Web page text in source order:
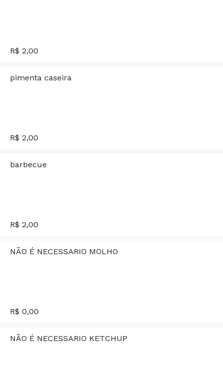
R$ 2,00
pimenta caseira
R$ 2,00
barbecue
R$ 2,00
NÃO É NECESSARIO MOLHO
R$ 0,00
NÃO É NECESSARIO KETCHUP